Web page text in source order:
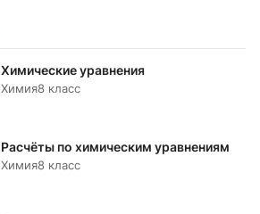
Химические уравнения
Химия8 класс
Расчёты по химическим уравнениям
Химия8 класс